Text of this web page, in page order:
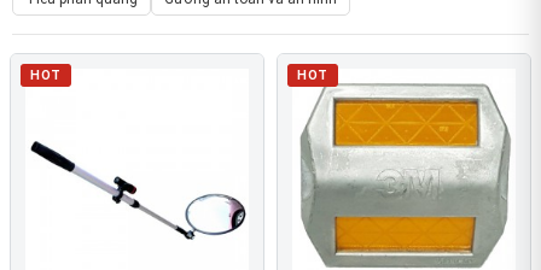
HOT HOT